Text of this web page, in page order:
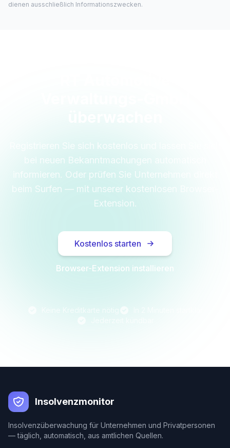
dienen ausschließlich Informationszwecken.
Registrieren Sie sich kostenlos und lassen Sie sich
bei neuen Bekanntmachungen automatisch
informieren. Oder prüfen Sie Unternehmen direkt
beim Surfen — mit unserer kostenlosen Browser-
Extension.
Kostenlos starten
Browser-Extension installieren
Insolvenzmonitor
Insolvenzüberwachung für Unternehmen und Privatpersonen
— täglich, automatisch, aus amtlichen Quellen.